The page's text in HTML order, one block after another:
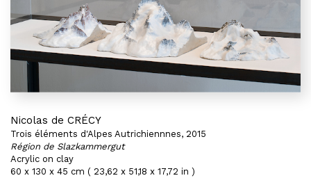
Nicolas de CRÉCY
Trois éléments d'Alpes Autrichiennnes, 2015
Région de Slazkammergut
Acrylic on clay
60 x 130 x 45 cm ( 23,62 x 51,18 x 17,72 in )